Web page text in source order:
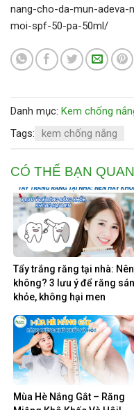
nang-cho-da-mun-adeva-
moi-spf-50-pa-50ml/
Danh mục: Kem chống
Tags:
kem chống nắng
CÓ THỂ BẠN
Tẩy trắng răng tại nhà:
không? 3 lưu ý để răng
khỏe, không hại men
Mùa Hè Nắng Gắt – Răng